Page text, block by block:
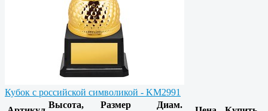
Кубок с российской символикой - KM2991
Высота,
Размер
Диам.